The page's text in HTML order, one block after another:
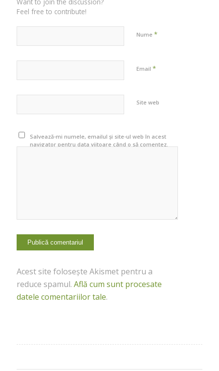
Feel free to contribute!
Nume *
Email *
Site web
Salvează-mi numele, emailul și site-ul web în acest
navigator pentru data viitoare când o să comentez.
Acest site folosește Akismet pentru a
reduce spamul. Află cum sunt procesate
datele comentariilor tale.